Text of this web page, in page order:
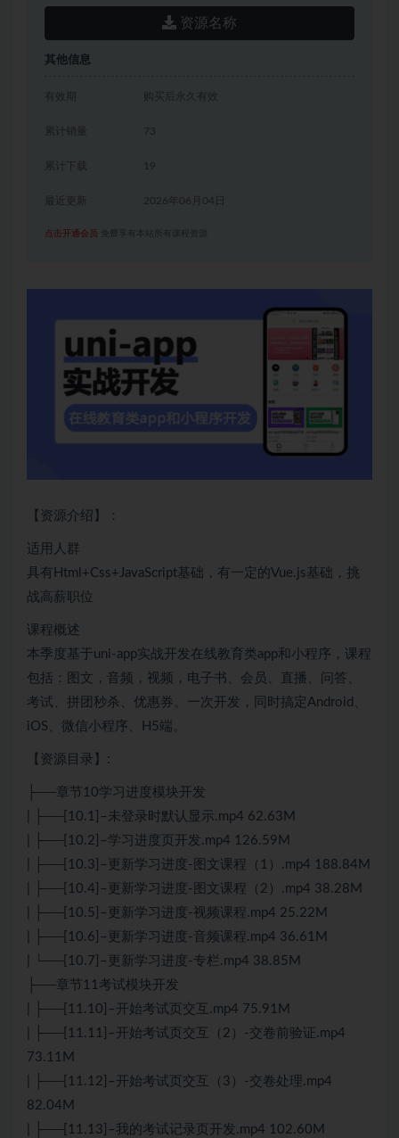
资源名称
其他信息
有效期 购买后永久有效
累计销量 73
累计下载 19
2026年06月04日
点击开通会员 免费享有本站所有课程资源
【资源介绍】：
适用人群
具有Html+Css+ JavaScript基础，有一定的 Vue.js基础，挑
战高薪职位
课程概述
本季度基于uni-app实战开发在线教育类app和小程序，课程
包括：图文，音频，视频，电子书、会员、直播、问答、
考试、拼团秒杀、优惠券。一次开发，同时搞定 Android
iOS
微信小程序 、H5端。
【资源目录】:
├──章节10学习进度模块开发
| ├──[10.1]–未登录时默认显示.mp4 62.63M
| ├──[10.2]–学习进度页开发.mp4 126.59M
| ├──[10.3]–更新学习进度-图文课程（1）.mp4 188.84M
| ├──[10.4]–更新学习进度-图文课程（2）.mp4 38.28M
| ├──[10.5]–更新学习进度-视频课程.mp4 25.22M
| ├──[10.6]–更新学习进度-音频课程.mp4 36.61M
| └──[10.7]–更新学习进度-专栏.mp4 38.85M
├──章节11考试模块开发
| ├──[11.10]–开始考试页交互.mp4 75.91M
| ├──[11.11]–开始考试页交互（2）-交卷前验证.mp4
73.11M
| ├──[11.12]–开始考试页交互（3）-交卷处理.mp4
82.04M
| ├──[11.13]–我的考试记录页开发.mp4 102.60M